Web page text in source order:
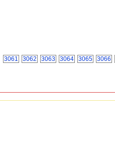
3061
3062 3063 3064 3065 3066